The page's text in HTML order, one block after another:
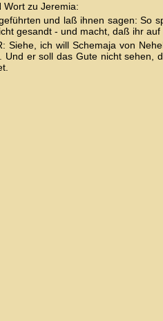
Wort zu Jeremia:
und laß ihnen sagen: So
gesandt - und macht, daß ihr
Siehe, ich will Schemaja von
Und er soll das Gute nicht sehen,